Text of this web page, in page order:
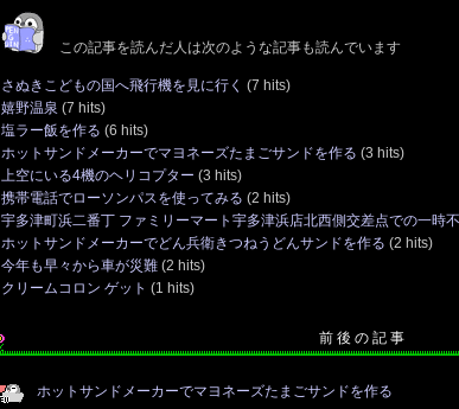
この記事を読んだ人は次のような記事も読んでいます
さぬきこどもの国へ飛行機を見に行く (7 hits)
嬉野温泉 (7 hits)
塩ラー飯を作る (6 hits)
ホットサンドメーカーでマヨネーズたまごサンドを作る (3 hits)
上空にいる4機のヘリコプター (3 hits)
携帯電話でローソンパスを使ってみる (2 hits)
宇多津町浜二番丁 ファミリーマート宇多津浜店北西側交差点での一時
ホットサンドメーカーでどん兵衛きつねうどんサンドを作る (2 hits)
今年も早々から車が災難 (2 hits)
クリームコロン ゲット (1 hits)
前 後 の 記 事
ホットサンドメーカーでマヨネーズたまごサンドを作る